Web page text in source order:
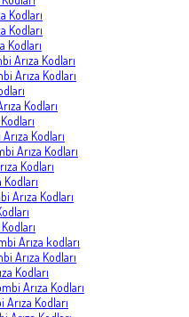
Kodları
Kodları
Kodları
Arıza Kodları
Arıza Kodları
Kodları
Kodları
Arıza Kodları
Kodları
Kodları
Arıza Kodları
Arıza kodları
Arıza Kodları
Kodları
Arıza Kodları
Kodları